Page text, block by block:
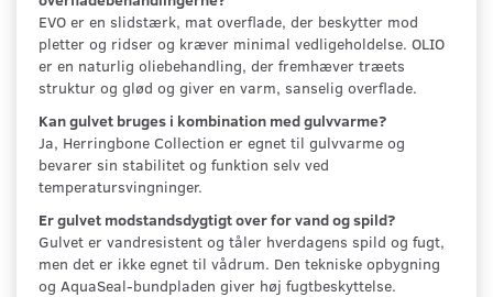
EVO er en slidstærk, mat overflade, der beskytter mod
pletter og ridser og kræver minimal vedligeholdelse. OLIO
er en naturlig oliebehandling, der fremhæver træets
struktur og glød og giver en varm, sanselig overflade.
Kan gulvet bruges i kombination med gulvvarme?
Ja, Herringbone Collection er egnet til gulvvarme og
bevarer sin stabilitet og funktion selv ved
temperatursvingninger.
Er gulvet modstandsdygtigt over for vand og spild?
Gulvet er vandresistent og tåler hverdagens spild og fugt,
men det er ikke egnet til vådrum. Den tekniske opbygning
og AquaSeal-bundpladen giver høj fugtbeskyttelse.